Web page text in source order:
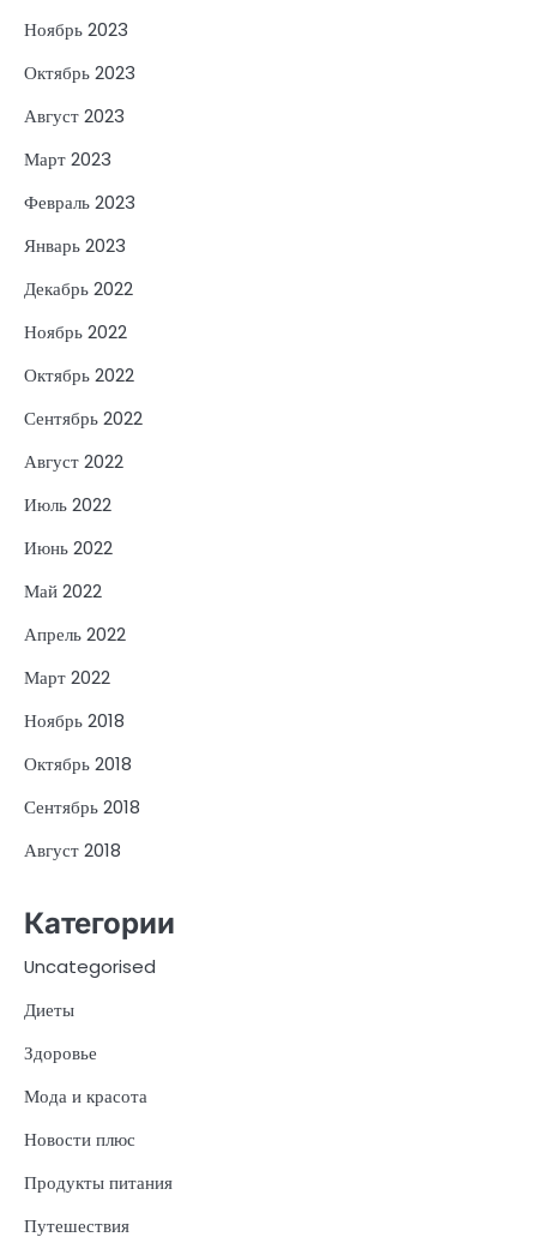
Ноябрь 2023
Октябрь 2023
Август 2023
Март 2023
Февраль 2023
Январь 2023
Декабрь 2022
Ноябрь 2022
Октябрь 2022
Сентябрь 2022
Август 2022
Июль 2022
Июнь 2022
Май 2022
Апрель 2022
Март 2022
Ноябрь 2018
Октябрь 2018
Сентябрь 2018
Август 2018
Категории
Uncategorised
Диеты
Здоровье
Мода и красота
Новости плюс
Продукты питания
Путешествия